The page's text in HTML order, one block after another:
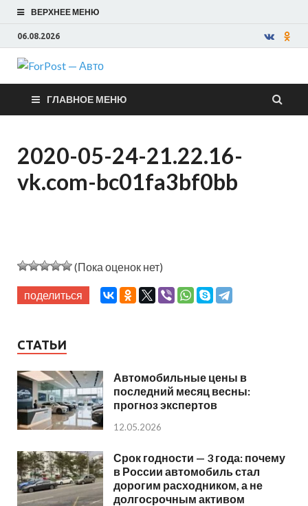
ВЕРХНЕЕ МЕНЮ
06.08.2026
ForPost —
Авто
ГЛАВНОЕ МЕНЮ
2020-05-24-21.22.16-
vk.com-bc01fa3bf0bb
(Пока оценок нет)
поделиться
СТАТЬИ
Автомобильные цены в
последний месяц весны:
прогноз экспертов
12.05.2026
Срок годности — 3 года: почему
в России автомобиль стал
дорогим расходником, а не
долгосрочным активом